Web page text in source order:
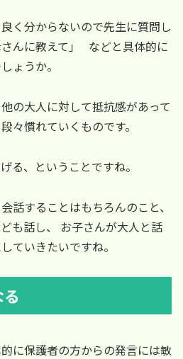
く分からないので先生に質問し
んに教えて」 などと具体的に
ょうか。
の大人に対して抵抗感があって
々慣れていくものです。
る、ということですね。
話することはもちろんのこと、
も話し、 お子さんが大人と話
ていきたいですね。
に保護者の方からの発言には敏